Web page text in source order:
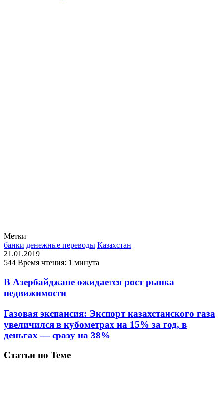
Метки
банки денежные переводы Казахстан
21.01.2019
544 Время чтения: 1 минута
В Азербайджане ожидается рост рынка
недвижимости
Газовая экспансия: Экспорт казахстанского газа
увеличился в кубометрах на 15% за год, в
деньгах — сразу на 38%
Статьи по Теме